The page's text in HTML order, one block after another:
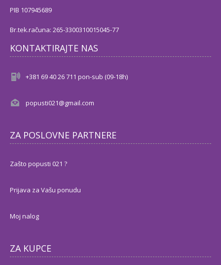
PIB 107945689
Br.tek.računa: 265-3300310015045-77
KONTAKTIRAJTE NAS
+381 69 40 26 711 pon-sub (09-18h)
popusti021@gmail.com
ZA POSLOVNE PARTNERE
Zašto popusti 021 ?
Prijava za Vašu ponudu
Moj nalog
ZA KUPCE